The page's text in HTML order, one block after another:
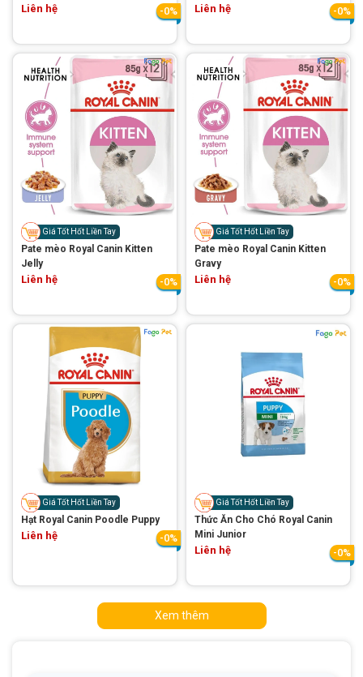
Liên hệ -0% Liên hệ -0%
Giá Tốt Hốt Liền Tay
Pate mèo Royal Canin Kitten
Jelly
Liên hệ -0%
Giá Tốt Hốt Liền Tay
Pate mèo Royal Canin Kitten
Gravy
Liên hệ -0%
Giá Tốt Hốt Liền Tay
Hạt Royal Canin Poodle Puppy
Liên hệ -0%
Giá Tốt Hốt Liền Tay
Thức Ăn Cho Chó Royal Canin
Mini Junior
Liên hệ -0%
Xem thêm